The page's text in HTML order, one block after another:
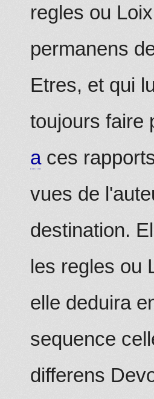
regles ou
permanens
Etres, et qui
toujours faire
aces
vues de
destination.
les regles ou
elle deduira
sequence
differens